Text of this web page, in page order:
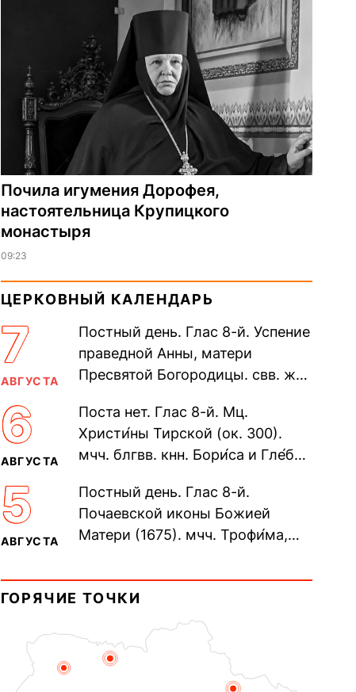
Почила игумения Дорофея,
настоятельница Крупицкого
монастыря
09:23
ЦЕРКОВНЫЙ КАЛЕНДАРЬ
7
АВГУСТА
Постный день. Глас 8-й. Успение
праведной Анны, матери
Пресвятой Богородицы. свв. жен
прп. Евпракси́и девы,...
6
АВГУСТА
Поста нет. Глас 8-й. Мц.
Христи́ны Тирской (ок. 300).
мчч. блгвв. кнн. Бори́са и Гле́ба,
Дави́да (1015). Прп....
5
АВГУСТА
Постный день. Глас 8-й.
Почаевской иконы Божией
Матери (1675). мчч. Трофи́ма,
мучеников (284–305). прав.
воина Фео́дора...
ГОРЯЧИЕ ТОЧКИ